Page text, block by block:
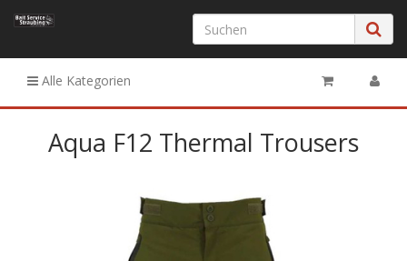
Alle Kategorien
Aqua F12 Thermal Trousers